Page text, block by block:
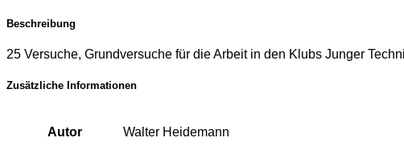
Beschreibung
25 Versuche, Grundversuche für die Arbeit in den Klubs Junger
Zusätzliche Informationen
Autor Walter Heidemann